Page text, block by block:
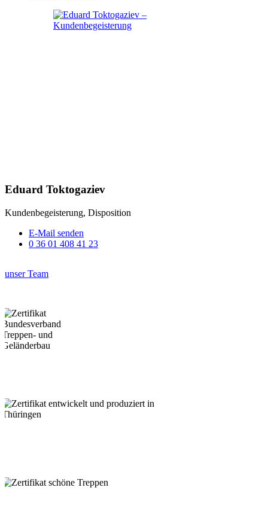
Eduard Toktogaziev
Kundenbegeisterung, Disposition
E-Mail senden
0 36 01 408 41 23
unser Team